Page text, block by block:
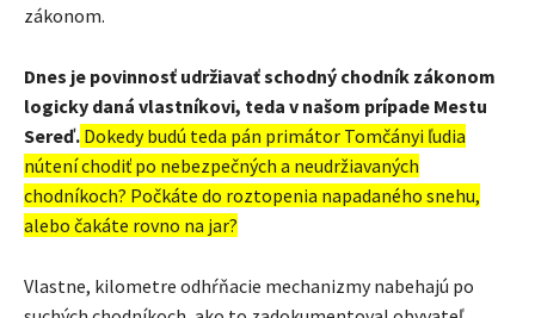
zákonom.
Dnes je povinnosť udržiavať schodný chodník zákonom
logicky daná vlastníkovi, teda v našom prípade Mestu
Sereď. Dokedy budú teda pán primátor Tomčányi ľudia
nútení chodiť po nebezpečných a neudržiavaných
chodníkoch? Počkáte do roztopenia napadaného snehu,
alebo čakáte rovno na jar?
Vlastne, kilometre odhŕňacie mechanizmy nabehajú po